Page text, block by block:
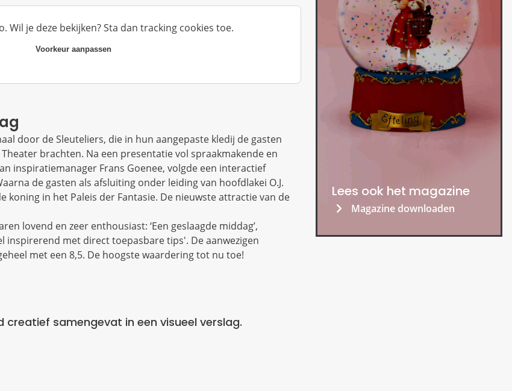
Wil je deze bekijken? Sta dan tracking cookies toe.
Voorkeur aanpassen
door de Sleuteliers, die in hun aangepaste kledij de gasten
brachten. Na een presentatie vol spraakmakende en
inspiratiemanager Frans Goenee, volgde een interactief
de gasten als afsluiting onder leiding van hoofdlakei O.J.
koning in het Paleis der Fantasie. De nieuwste attractie van de
lovend en zeer enthousiast: ‘Een geslaagde middag’,
inspirerend met direct toepasbare tips'. De aanwezigen
met een 8,5. De hoogste waardering tot nu toe!
creatief samengevat in een visueel verslag.
Lees ook het magazine
Magazine downloaden